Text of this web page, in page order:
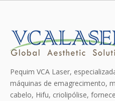
Pequim VCA Laser,
máquinas de emagrecimento,
cabelo, Hifu, criolipólise,